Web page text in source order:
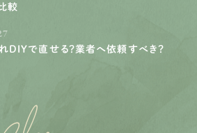
較
DIYで直せる？業者へ依頼すべき？